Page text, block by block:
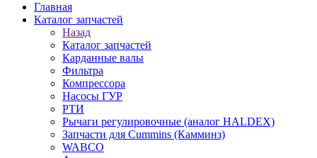
Главная
Каталог запчастей
Назад
Каталог запчастей
Карданные валы
Фильтра
Компрессора
Насосы ГУР
РТИ
Рычаги регулировочные (аналог HALDEX)
Запчасти для Cummins (Камминз)
WABCO